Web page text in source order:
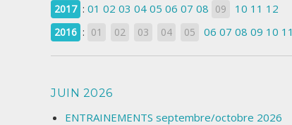
2017 : 01 02 03 04 05 06 07 08 09 10 11 12
2016 : 01 02 03 04 05 06 07 08 09 10 11
JUIN 2026
ENTRAINEMENTS septembre/octobre 2026